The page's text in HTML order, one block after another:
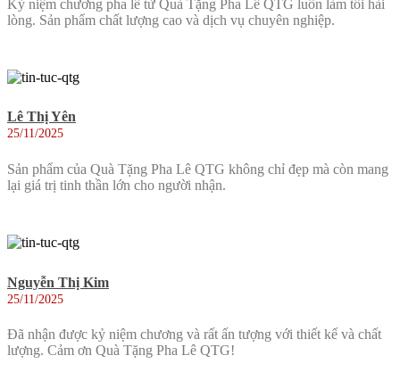
Kỷ niệm chương pha lê từ Quà Tặng Pha Lê QTG luôn làm tôi hài
lòng. Sản phẩm chất lượng cao và dịch vụ chuyên nghiệp.
Lê Thị Yên
25/11/2025
Sản phẩm của Quà Tặng Pha Lê QTG không chỉ đẹp mà còn mang
lại giá trị tinh thần lớn cho người nhận.
Nguyễn Thị Kim
25/11/2025
Đã nhận được kỷ niệm chương và rất ấn tượng với thiết kế và chất
lượng. Cảm ơn Quà Tặng Pha Lê QTG!